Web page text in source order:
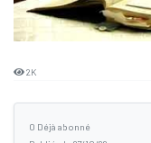
2K
0 Déjà abonné